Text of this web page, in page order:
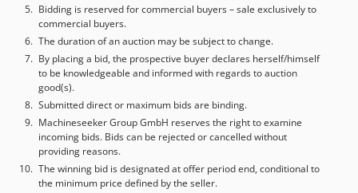
Bidding is reserved for commercial buyers – sale exclusively to
commercial buyers.
The duration of an auction may be subject to change.
By placing a bid, the prospective buyer declares herself/himself
to be knowledgeable and informed with regards to auction
good(s).
Submitted direct or maximum bids are binding.
Machineseeker Group GmbH reserves the right to examine
incoming bids. Bids can be rejected or cancelled without
providing reasons.
The winning bid is designated at offer period end, conditional to
the minimum price defined by the seller.